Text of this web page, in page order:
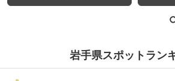
岩手県スポットラン